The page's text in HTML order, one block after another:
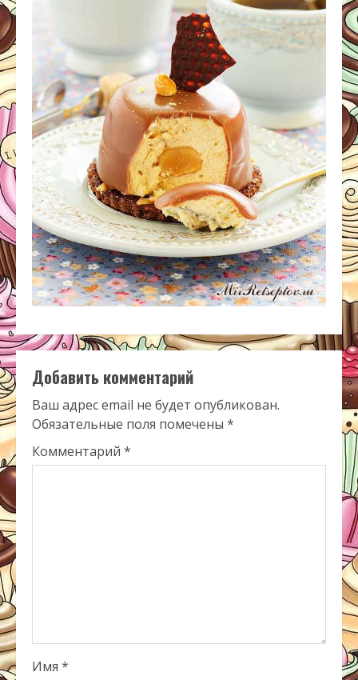
Добавить комментарий
Ваш адрес email не будет опубликован.
Обязательные поля помечены *
Комментарий *
Имя *